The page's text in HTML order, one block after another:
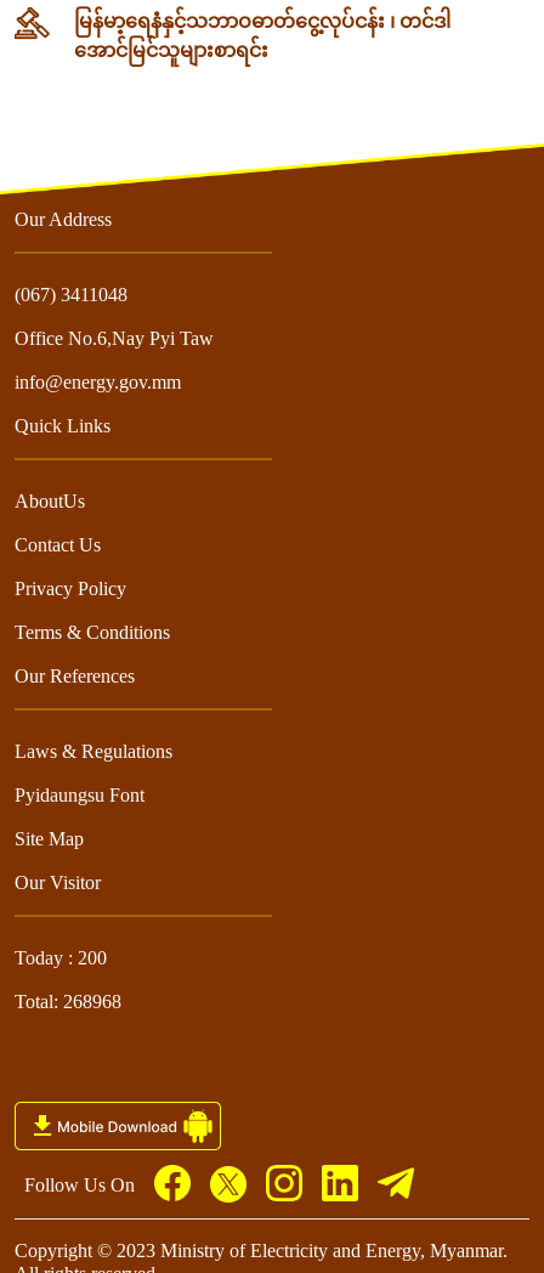
မြန်မာ့ရေနံနှင့်သဘာဝဓာတ်ငွေ့လုပ်ငန်း ၊ တင်ဒါ
အောင်မြင်သူများစာရင်း
Our Address
(067) 3411048
Office No.6,Nay Pyi Taw
info@energy.gov.mm
Quick Links
AboutUs
Contact Us
Privacy Policy
Terms & Conditions
Our References
Laws & Regulations
Pyidaungsu Font
Site Map
Our Visitor
Today : 200
Total: 268968
Follow Us On
Copyright © 2023 Ministry of Electricity and Energy, Myanmar.